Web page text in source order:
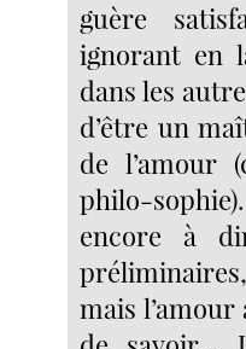
guère
ignorant en
dans les
d’être un
de l’amour
philo-
encore à
mais